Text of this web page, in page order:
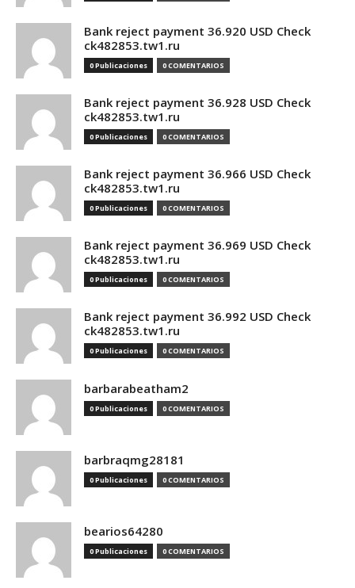
Bank reject payment 36.920 USD Check
ck482853.tw1.ru
0 Publicaciones 0 COMENTARIOS
Bank reject payment 36.928 USD Check
ck482853.tw1.ru
0 Publicaciones 0 COMENTARIOS
Bank reject payment 36.966 USD Check
ck482853.tw1.ru
0 Publicaciones 0 COMENTARIOS
Bank reject payment 36.969 USD Check
ck482853.tw1.ru
0 Publicaciones 0 COMENTARIOS
Bank reject payment 36.992 USD Check
ck482853.tw1.ru
0 Publicaciones 0 COMENTARIOS
barbarabeatham2
0 Publicaciones 0 COMENTARIOS
barbraqmg28181
0 Publicaciones 0 COMENTARIOS
bearios64280
0 Publicaciones 0 COMENTARIOS